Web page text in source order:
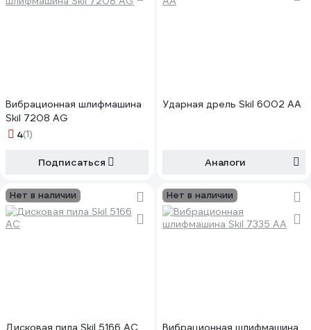
Вибрационная шлифмашина
Skil 7208 AG
4(1)
Подписаться
Ударная дрель Skil 6002 AA
Аналоги
Нет в наличии
Дисковая пила Skil 5166 AC
Нет в наличии
Вибрационная шлифмашина